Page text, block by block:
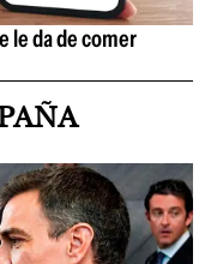
le da de comer